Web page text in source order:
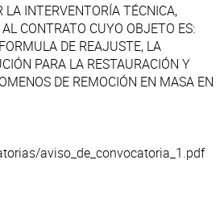
INTERVENTORÍA TÉCNICA,
CONTRATO CUYO OBJETO ES:
DE REAJUSTE, LA
PARA LA RESTAURACIÓN Y
DE REMOCIÓN EN MASA EN
aviso_de_convocatoria_1.pdf